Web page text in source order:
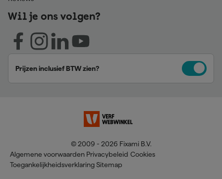
Wil je ons volgen?
Prijzen inclusief BTW zien?
© 2009 - 2026 Fixami B.V.
Algemene voorwaarden Privacybeleid Cookies
Toegankelijkheidsverklaring Sitemap